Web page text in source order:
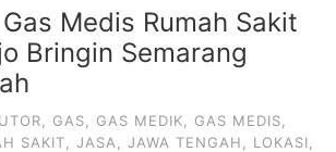
Medis Rumah Sakit
Bringin Semarang
GAS GAS MEDIK GAS MEDIS
SAKIT
JASA JAWA TENGAH LOKASI